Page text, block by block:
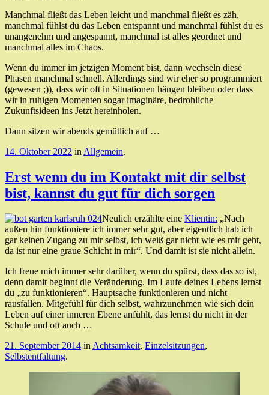
Manchmal fließt das Leben leicht und manchmal fließt es zäh,
manchmal fühlst du das Leben entspannt und manchmal fühlst du es
unangenehm und angespannt, manchmal ist alles geordnet und
manchmal alles im Chaos.
Wenn du immer im jetzigen Moment bist, dann wechseln diese
Phasen manchmal schnell. Allerdings sind wir eher so programmiert
(gewesen ;)), dass wir oft in Situationen hängen bleiben oder dass
wir in ruhigen Momenten sogar imaginäre, bedrohliche
Zukunftsideen ins Jetzt hereinholen.
Dann sitzen wir abends gemütlich auf …
14. Oktober 2022 in Allgemein.
Erst wenn du im Kontakt mit dir selbst
bist, kannst du gut für dich sorgen
Neulich erzählte eine Klientin: „Nach
außen hin funktioniere ich immer sehr gut, aber eigentlich hab ich
gar keinen Zugang zu mir selbst, ich weiß gar nicht wie es mir geht,
da ist nur eine graue Schicht in mir“. Und damit ist sie nicht allein.
Ich freue mich immer sehr darüber, wenn du spürst, dass das so ist,
denn damit beginnt die Veränderung. Im Laufe deines Lebens lernst
du „zu funktionieren“. Hauptsache funktionieren und nicht
rausfallen. Mitgefühl für dich selbst, wahrzunehmen wie sich dein
Leben auf einer inneren Ebene anfühlt, das lernst du nicht in der
Schule und oft auch …
21. September 2014 inAchtsamkeit, Einzelsitzungen,
Selbstentfaltung.